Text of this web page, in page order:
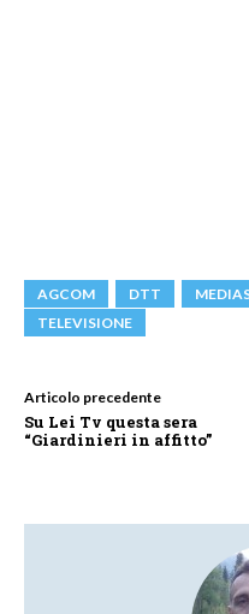
AGCOM DTT
TELEVISIONE
Articolo precedente
Su Lei Tv questa sera
“Giardinieri in affitto”